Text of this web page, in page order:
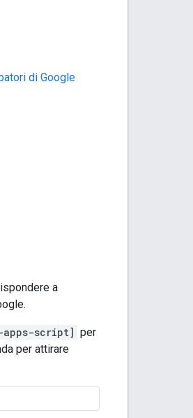
di Google
a
apps-script] per
per attirare